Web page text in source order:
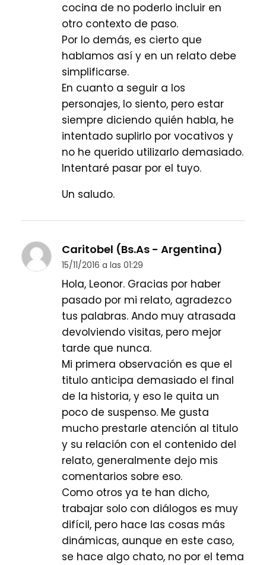
cocina de no poderlo incluir en
otro contexto de paso.
Por lo demás, es cierto que
hablamos así y en un relato debe
simplificarse.
En cuanto a seguir a los
personajes, lo siento, pero estar
siempre diciendo quién habla, he
intentado suplirlo por vocativos y
no he querido utilizarlo demasiado.
Intentaré pasar por el tuyo.
Un saludo.
Caritobel (Bs.As - Argentina)
15/11/2016 a las 01:29
Hola, Leonor. Gracias por haber
pasado por mi relato, agradezco
tus palabras. Ando muy atrasada
devolviendo visitas, pero mejor
tarde que nunca.
Mi primera observación es que el
titulo anticipa demasiado el final
de la historia, y eso le quita un
poco de suspenso. Me gusta
mucho prestarle atención al titulo
y su relación con el contenido del
relato, generalmente dejo mis
comentarios sobre eso.
Como otros ya te han dicho,
trabajar solo con diálogos es muy
difícil, pero hace las cosas más
dinámicas, aunque en este caso,
se hace algo chato, no por el tema